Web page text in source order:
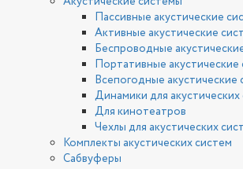
Пассивные акустические
Активные акустические
Беспроводные
Портативные акустические
Всепогодные акустические
Динамики для акустических
Для кинотеатров
Чехлы для акустических
Комплекты акустических систем
Сабвуферы